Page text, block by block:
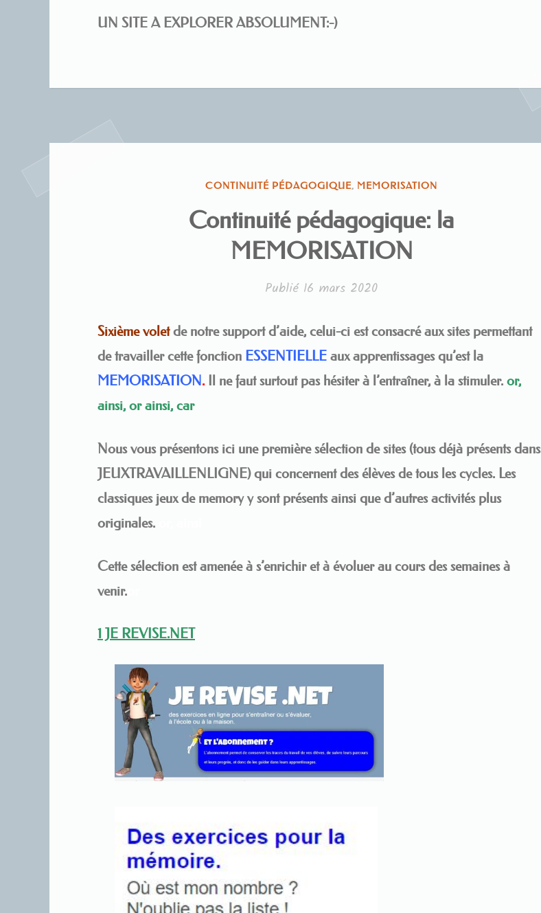
UN SITE A EXPLORER ABSOLUMENT:-)
PUBLIÉ
CONTINUITÉ PÉDAGOGIQUE, MEMORISATION
Continuité pédagogique: la
MEMORISATION
Publié 16 mars 2020
Sixième volet de notre support d’aide, celui-ci est consacré aux sites permettant
de travailler cette fonction ESSENTIELLE aux apprentissages qu’est la
MEMORISATION. Il ne faut surtout pas hésiter à l’entraîner, à la stimuler. or,
ainsi, or ainsi, car
Nous vous présentons ici une premièresélection de sites (tous déjà présents dans
JEUXTRAVAILLENLIGNE) qui concernent des élèves de tous les cycles. Les
classiques jeux de memory y sont présents ainsi que d’autres activités plus
originales.
Cette sélection est amenée à s’enrichir et à évoluer au cours des semaines à
venir.
1 JE REVISE.NET